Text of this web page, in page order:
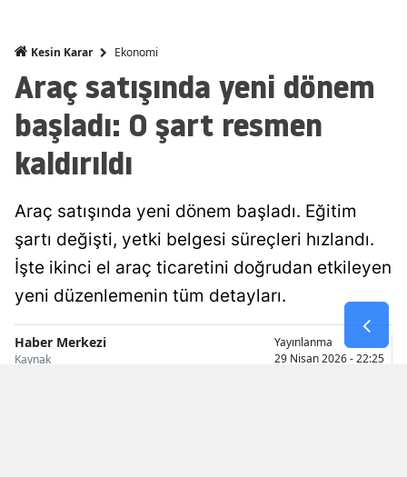
Malatya
Manisa
Mardin
Muğla
Nevşehir
Niğde
Kesin Karar Ekonomi
Araç satışında yeni dönem
başladı: O şart resmen
kaldırıldı
Araç satışında yeni dönem başladı. Eğitim
şartı değişti, yetki belgesi süreçleri hızlandı.
İşte ikinci el araç ticaretini doğrudan etkileyen
yeni düzenlemenin tüm detayları.
Haber Merkezi
Kaynak
Yayınlanma
29 Nisan 2026 - 22:25